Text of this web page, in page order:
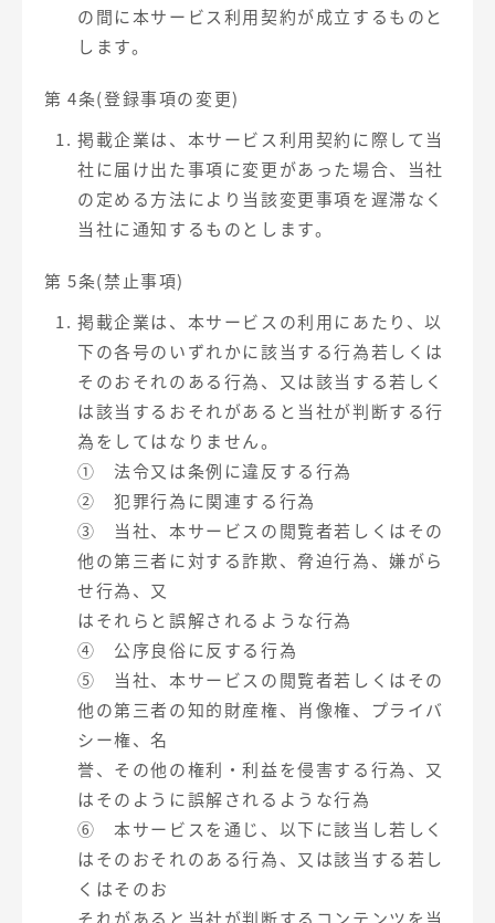
の間に本サービス利用契約が成立するものと
します。
第 4条(登録事項の変更)
掲載企業は、本サービス利用契約に際して当
社に届け出た事項に変更があった場合、当社
の定める方法により当該変更事項を遅滞なく
当社に通知するものとします。
第 5条(禁止事項)
掲載企業は、本サービスの利用にあたり、以
下の各号のいずれかに該当する行為若しくは
そのおそれのある行為、又は該当する若しく
は該当するおそれがあると当社が判断する行
為をしてはなりません。
① 法令又は条例に違反する行為
② 犯罪行為に関連する行為
③ 当社、本サービスの閲覧者若しくはその
他の第三者に対する詐欺、脅迫行為、嫌がら
せ行為、又
はそれらと誤解されるような行為
④ 公序良俗に反する行為
⑤ 当社、本サービスの閲覧者若しくはその
他の第三者の知的財産権、肖像権、プライバ
シー権、名
誉、その他の権利・利益を侵害する行為、又
はそのように誤解されるような行為
⑥ 本サービスを通じ、以下に該当し若しく
はそのおそれのある行為、又は該当する若し
くはそのお